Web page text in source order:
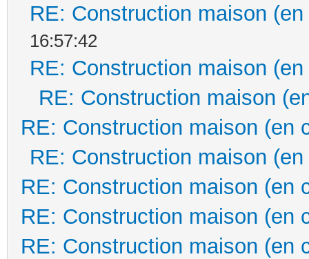
RE: Construction maison
16:57:42
RE: Construction maison
RE: Construction maison
RE: Construction maison (en
RE: Construction maison
RE: Construction maison (en
RE: Construction maison (en
RE: Construction maison (en